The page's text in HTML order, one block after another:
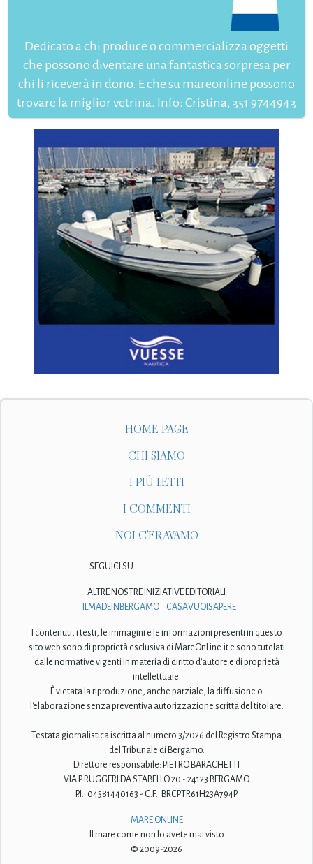
Dedicato a chi produce o commercializza oggetti
che possono diventare una fantastica sorpresa per
chi li riceverà in dono. E che su mareonline possono
trovare la miglior vetrina. Info: Cristina, 351 9744943
HOME PAGE
CHI SIAMO
I PIÙ LETTI
I COMMENTI
NOI C'ERAVAMO
SEGUICI SU
ALTRE NOSTRE INIZIATIVE EDITORIALI
ILMADEINBERGAMO
CASAVUOISAPERE
I contenuti, i testi, le immagini e le informazioni presenti in questo
sito web sono di proprietà esclusiva di MareOnLine.it e sono tutelati
dalle normative vigenti in materia di diritto d'autore e di proprietà
intellettuale.
È vietata la riproduzione, anche parziale, la diffusione o
l'elaborazione senza preventiva autorizzazione scritta del titolare.
Testata giornalistica iscritta al numero 3/2026 del Registro Stampa
del Tribunale di Bergamo.
Direttore responsabile: PIETRO BARACHETTI
VIA P. RUGGERI DA STABELLO 20 - 24123 BERGAMO
P.I.: 04581440163 - C.F.: BRCPTR61H23A794P
MARE ONLINE
Il mare come non lo avete mai visto
© 2009-2026